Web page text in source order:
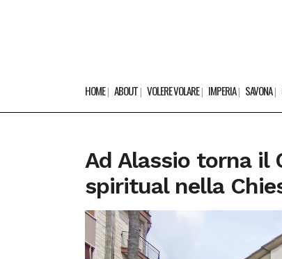
HOME ABOUT VOLERE VOLARE IMPERIA SAVONA
Ad Alassio torna il
spiritual nella